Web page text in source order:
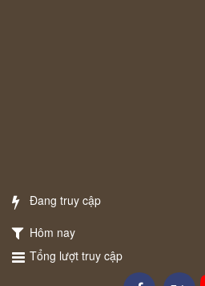
Đang truy cập
Hôm nay
Tổng lượt truy cập